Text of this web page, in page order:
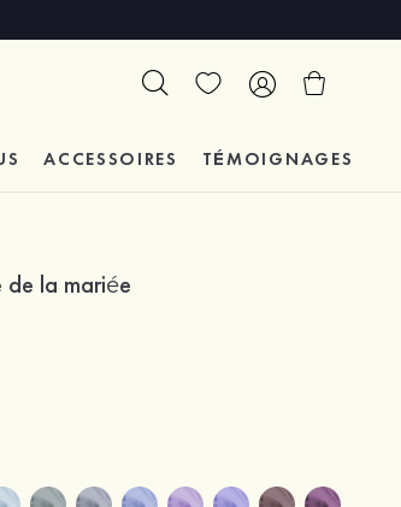
ACCESSOIRES TÉMOIGNAGES
de la mariée